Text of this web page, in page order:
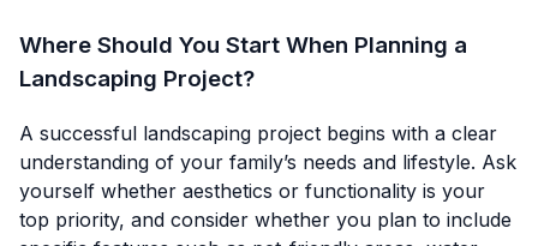
Where Should You Start When Planning a
Landscaping Project?
A successful landscaping project begins with a clear
understanding of your family’s needs and lifestyle. Ask
yourself whether aesthetics or functionality is your
top priority, and consider whether you plan to include